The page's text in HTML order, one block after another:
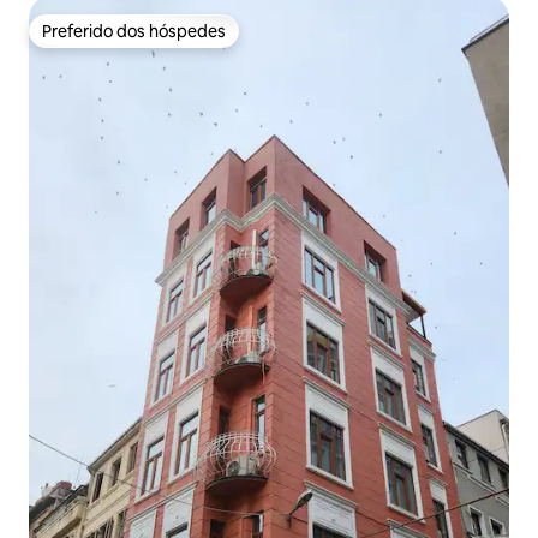
Preferido dos hóspedes
Preferido dos hóspedes